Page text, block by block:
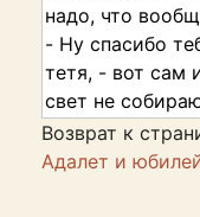
Возврат к
Адалет и